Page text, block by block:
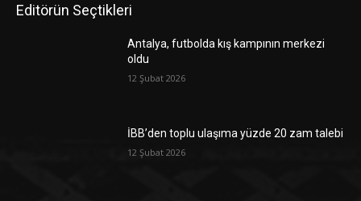
Editörün Seçtikleri
Antalya, futbolda kış kampının merkezi
oldu
12 Şubat 2026
İBB’den toplu ulaşıma yüzde 20 zam talebi
12 Şubat 2026